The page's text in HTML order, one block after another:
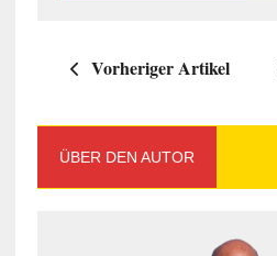
Vorheriger Artikel
ÜBER DEN AUTOR